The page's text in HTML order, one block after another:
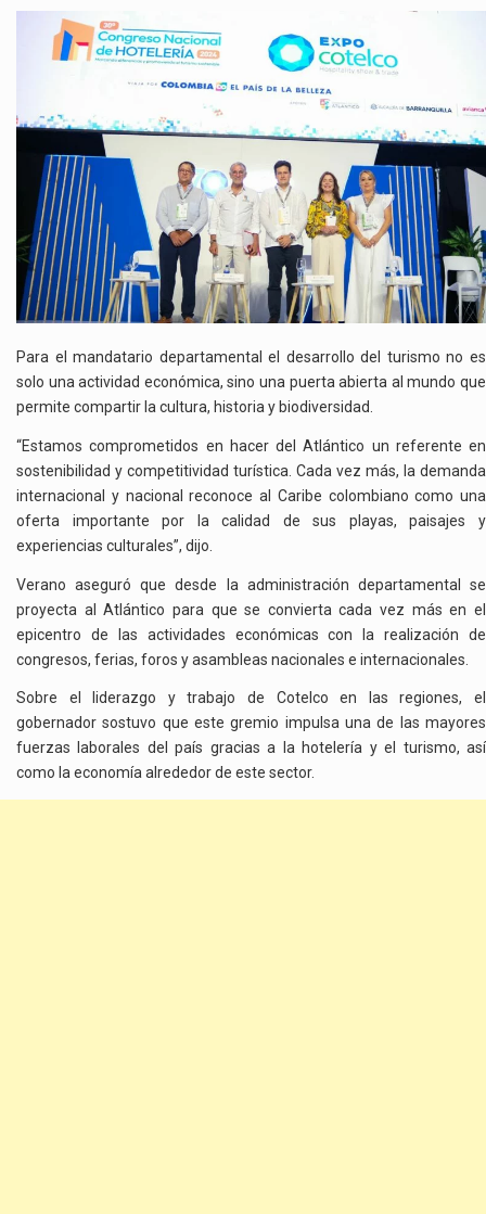
Para el mandatario departamental el desarrollo del turismo no es
solo una actividad económica, sino una puerta abierta al mundo que
permite compartir la cultura, historia y biodiversidad.
“Estamos comprometidos en hacer del Atlántico un referente en
sostenibilidad y competitividad turística. Cada vez más, la demanda
internacional y nacional reconoce al Caribe colombiano como una
oferta importante por la calidad de sus playas, paisajes y
experiencias culturales”, dijo.
Verano aseguró que desde la administración departamental se
proyecta al Atlántico para que se convierta cada vez más en el
epicentro de las actividades económicas con la realización de
congresos, ferias, foros y asambleas nacionales e internacionales.
Sobre el liderazgo y trabajo de Cotelco en las regiones, el
gobernador sostuvo que este gremio impulsa una de las mayores
fuerzas laborales del país gracias a la hotelería y el turismo, así
como la economía alrededor de este sector.